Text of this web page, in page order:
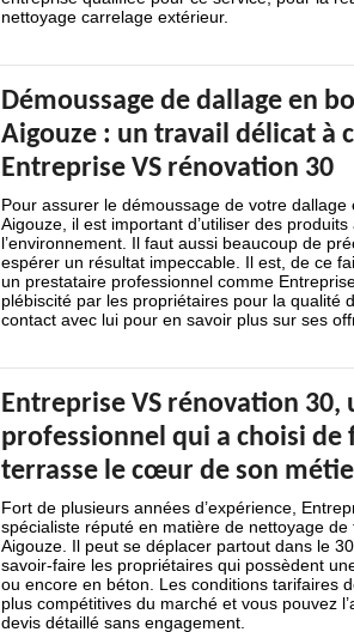
nettoyage carrelage extérieur.
Démoussage de dallage en
Aigouze : un travail délicat à
Entreprise VS rénovation 30
Pour assurer le démoussage de votre
Aigouze, il est important d’utiliser des
l’environnement. Il faut aussi beaucoup de
espérer un résultat impeccable. Il est, de ce
un prestataire professionnel comme
plébiscité par les propriétaires pour la qualité
contact avec lui pour en savoir plus sur ses
Entreprise VS rénovation
professionnel qui a choisi de
terrasse le cœur de son
Fort de plusieurs années d’expérience,
spécialiste réputé en matière de nettoyage
Aigouze. Il peut se déplacer partout dans le
savoir-faire les propriétaires qui possèdent
ou encore en béton. Les conditions tarifaires
plus compétitives du marché et vous pouvez
devis détaillé sans engagement.